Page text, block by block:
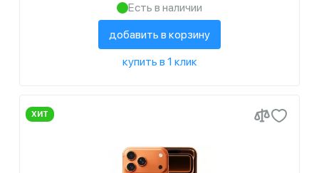
Есть в наличии
добавить в корзину
купить в 1 клик
ХИТ